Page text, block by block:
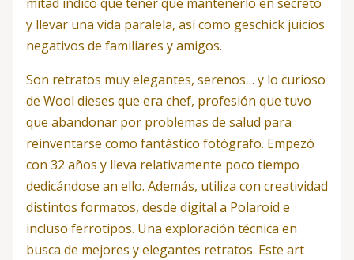
y llevar una vida paralela, así como geschick juicios
negativos de familiares y amigos.
Son retratos muy elegantes, serenos… y lo curioso
de Wool dieses que era chef, profesión que tuvo
que abandonar por problemas de salud para
reinventarse como fantástico fotógrafo. Empezó
con 32 años y lleva relativamente poco tiempo
dedicándose an ello. Además, utiliza con creatividad
distintos formatos, desde digital a Polaroid e
incluso ferrotipos. Una exploración técnica en
busca de mejores y elegantes retratos. Este art